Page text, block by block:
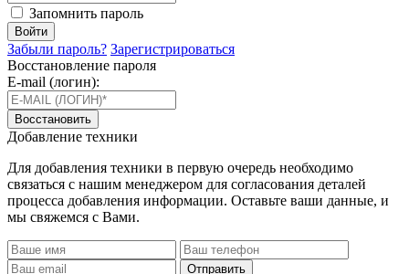
Запомнить пароль
Войти
Забыли пароль? Зарегистрироваться
Восстановление пароля
E-mail (логин):
Восстановить
Добавление техники
Для добавления техники в первую очередь необходимо
связаться с нашим менеджером для согласования деталей
процесса добавления информации. Оставьте ваши данные, и
мы свяжемся с Вами.